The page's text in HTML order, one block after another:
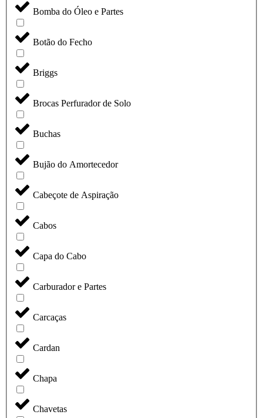
Bomba do Óleo e Partes
Botão do Fecho
Briggs
Brocas Perfurador de Solo
Buchas
Bujão do Amortecedor
Cabeçote de Aspiração
Cabos
Capa do Cabo
Carburador e Partes
Carcaças
Cardan
Chapa
Chavetas